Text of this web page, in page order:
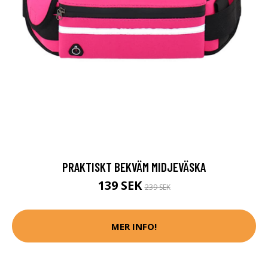
PRAKTISKT BEKVÄM MIDJEVÄSKA
139 SEK239 SEK
MER INFO!